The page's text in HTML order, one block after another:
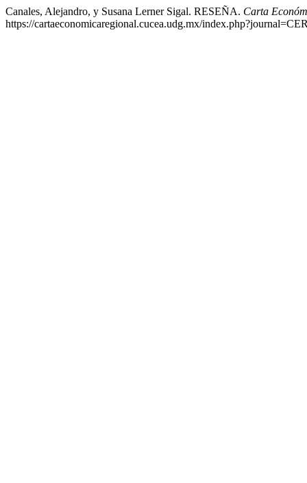
Canales, Alejandro, y Susana Lerner Sigal. RESEÑA. Carta
https://cartaeconomicaregional.cucea.udg.mx/